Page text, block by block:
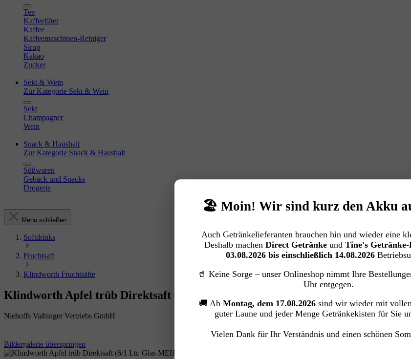
Tee
Kaffeefilter
Kaffee
Kaffeemaschinen-Reiniger
Sirup
Kakao
Zucker
Sekt & Wein
Zur Kategorie Sekt & Wein
Sekt
Champagner
Wein
Snack & Haushalt
Zur Kategorie Snack & Haushalt
Süßwaren
Gebäck und Snacks
Drogerie
Menü schließen
Softdrinks
Fruchtsaft
Klindworth Fruchtsäfte
Klindworth Apfel trüb Direktsaft (6/1 Ltr. Glas MEHRWEG)
Niehoffs Vaihinger Vertriebs GmbH
Bildergalerie überspringen
🏖️ Moin! Wir sind kurz den Akku
Auch Getränkelieferanten brauchen hin und wieder eine
Deshalb machen Direct Getränkeund Tine's
03.08.2026 bis einschließlich 14.08.2026
🥤 Keine Sorge – unser Onlineshop nimmt Ihre
Uhr entgegen.
🚚 Ab Montag, dem 17.08.2026 sind wir wieder mit
guter Laune und jeder Menge Getränkekisten für Sie
Vielen Dank für Ihr Verständnis und einen schönen